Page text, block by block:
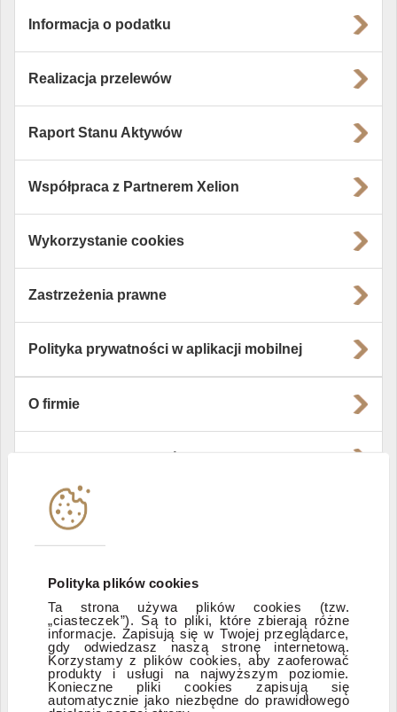
Polityka plików cookies
Ta strona używa plików cookies (tzw.
„ciasteczek”). Są to pliki, które zbierają różne
informacje. Zapisują się w Twojej przeglądarce,
gdy odwiedzasz naszą stronę internetową.
Korzystamy z plików cookies, aby zaoferować
produkty i usługi na najwyższym poziomie.
Konieczne pliki cookies zapisują się
automatycznie jako niezbędne do prawidłowego
Informacja o podatku
Realizacja przelewów
Raport Stanu Aktywów
Współpraca z Partnerem Xelion
Wykorzystanie cookies
Zastrzeżenia prawne
Polityka prywatności w aplikacji mobilnej
O firmie
Instytucje współpracujące
Zastrzeżenia prawne
ESG